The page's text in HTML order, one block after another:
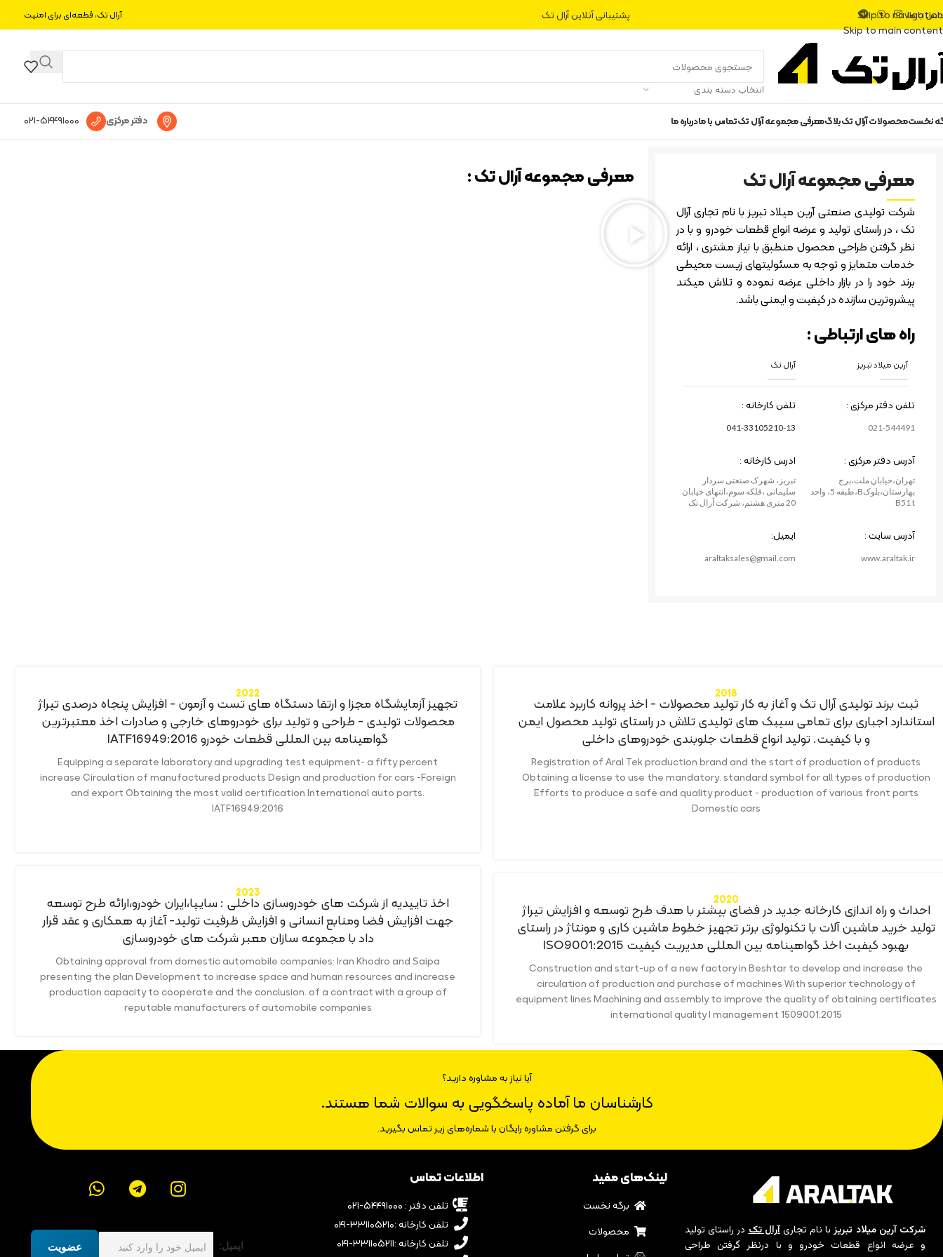
Skip to navigation
Skip to main content
با ما پشتیبانی آنلاین آرال تک آرال تک، قطعه‌ای برای امنیت
انتخاب دسته بندی
نخستمحصولات آرال تکبلاگمعرفی مجموعه آرال تکتماس با مادرباره ما دفتر مرکزی ۰۲۱-۵۴۴۹۱۰۰۰
معرفی مجموعه آرال تک
شرکت تولیدی صنعتی آرین میلاد تبریز با نام تجاری آرال
تک ، در راستای تولید و عرضه انواع قطعات خودرو و با در
نظر گرفتن طراحی محصول منطبق با نیاز مشتری ، ارائه
خدمات متمایز و توجه به مسئولیتهای زیست محیطی
برند خود را در بازار داخلی عرضه نموده و تلاش میکند
پیشروترین سازنده در کیفیت و ایمنی باشد.
راه های ارتباطی :
آرین میلاد تبریز آرال تک
تلفن دفتر مرکزی :
021-544491
تلفن کارخانه :
041-33105210-13
آدرس دفتر مرکزی :
تهران،خیابان ملت،برج
بهارستان،بلوکB،طبقه 5، واحد
B51 t
ادرس کارخانه :
تبریز، شهرک صنعتی سردار
سلیمانی ،قلکه سوم،انتهای خیابان
20 متری هشتم، شرکت آرال تک
آدرس سایت :
www.araltak.ir
ایمیل:
araltaksales@gmail.com
معرفی مجموعه آرال تک :
2018
ثبت برند تولیدی آرال تک و آغاز به کار تولید محصولات - اخذ پروانه کاربرد علامت
استاندارد اجباری برای تمامی سیبک های تولیدی تلاش در راستای تولید محصول ایمن
و با کیفیت. تولید انواع قطعات جلوبندی خودروهای داخلی
Registration of Aral Tek production brand and the start of production of products
Obtaining a license to use the mandatory. standard symbol for all types of production
Efforts to produce a safe and quality product - production of various front parts
Domestic cars
2020
احداث و راه اندازی کارخانه جدید در فضای بیشتر با هدف طرح توسعه و افزایش تیراژ
تولید خرید ماشین آلات با تکنولوژی برتر تجهیز خطوط ماشین کاری و مونتاژ در راستای
بهبود کیفیت اخذ گواهینامه بین المللی مدیریت کیفیت ISO9001:2015
Construction and start-up of a new factory in Beshtar to develop and increase the
circulation of production and purchase of machines With superior technology of
equipment lines Machining and assembly to improve the quality of obtaining certificates
international quality I management 1509001:2015
2022
تجهیز آزمایشگاه مجزا و ارتقا دستگاه های تست و آزمون - افزایش پنجاه درصدی تیراژ
محصولات تولیدی - طراحی و تولید برای خودروهای خارجی و صادرات اخذ معتبرترین
گواهینامه بین المللی قطعات خودرو IATF16949:2016
Equipping a separate laboratory and upgrading test equipment- a fifty percent
increase Circulation of manufactured products Design and production for cars -Foreign
and export Obtaining the most valid certification International auto parts.
IATF16949:2016
2023
اخذ تاییدیه از شرکت های خودروسازی داخلی : سایپا،ایران خودرو،ارائه طرح توسعه
جهت افزایش فضا ومنابع انسانی و افزایش ظرفیت تولید- آغاز به همکاری و عقد قرار
داد با مجموعه سازان معبر شرکت های خودروسازی
Obtaining approval from domestic automobile companies: Iran Khodro and Saipa
presenting the plan Development to increase space and human resources and increase
production capacity to cooperate and the conclusion. of a contract with a group of
reputable manufacturers of automobile companies
آیا نیاز به مشاوره دارید؟
کارشناسان ما آماده پاسخگویی به سوالات شما هستند.
برای گرفتن مشاوره رایگان با شماره‌های زیر تماس بگیرید.
شرکت آرین میلاد تبریزبا نام تجاریآرال تکدر راستای تولید
و عرضه انواع قطعات خودرو و با درنظر گرفتن طراحی
لینک‌های مفید
برگه نخست
محصولات
اطلاعات تماس
تلفن دفتر : ۵۴۴۹۱۰۰۰-۰۲۱
تلفن کارخانه :۳۳۱۱۰۵۲۱۰-۰۴۱
تلفن کارخانه :۳۳۱۱۰۵۲۱۱-۰۴۱
ایمیل: عضویت